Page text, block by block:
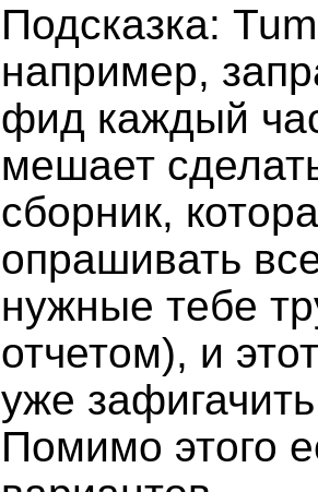
Подсказка:
например,
фид каждый
мешает
сборник,
опрашивать
нужные тебе
отчетом), и
уже
Помимо этого